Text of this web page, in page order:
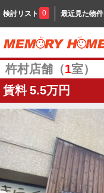
検討リスト 0 最近見た物件
杵村店舗（1室）
賃料 5.5万円